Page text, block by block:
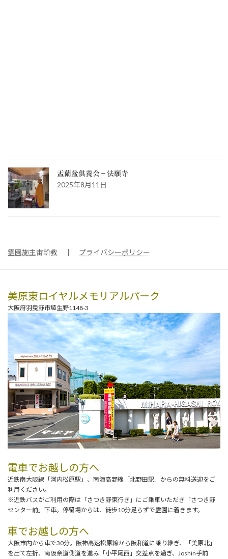
盂蘭盆供養会－法願寺
2025年8月11日
霊園施主宙畍教 プライバシーポリシー
美原東ロイヤルメモリアルパーク
大阪府羽曳野市埴生野1148-3
電車でお越しの方へ
近鉄南大阪線「河内松原駅」、南海高野線「北野田駅」からの無料送迎をご
利用ください。
※近鉄バスがご利用の際は「さつき野東行き」にご乗車いただき「さつき野
センター前」下車。停留場からは、徒歩10分足らずで霊園に着きます。
車でお越しの方へ
大阪市内から車で30分。阪神高速松原線から阪和道に乗り継ぎ、「美原北」
を出て左折、南阪奈道側道を進み「小平尾西」交差点を過ぎ、Joshin手前